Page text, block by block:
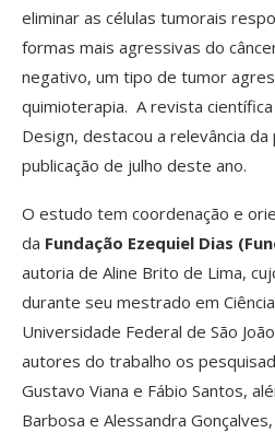
eliminar as células tumorais
formas mais agressivas do
negativo, um tipo de tumor
quimioterapia. A revista
Design, destacou a relevância da
publicação de julho deste ano.
O estudo tem coordenação e
da Fundação Ezequiel Dias
autoria de Aline Brito de Lima,
durante seu mestrado em
Universidade Federal de São
autores do trabalho os
Gustavo Viana e Fábio Santos,
Barbosa e Alessandra